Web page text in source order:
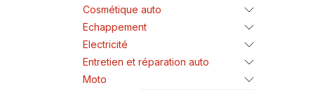
Cosmétique auto
Echappement
Electricité
Entretien et réparation auto
Moto